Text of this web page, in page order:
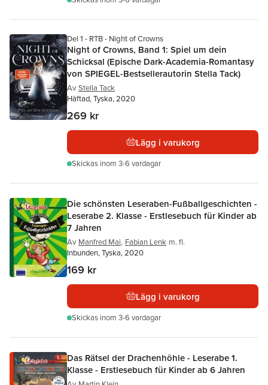
Del 1 - RTB - Night of Crowns
Night of Crowns, Band 1: Spiel um dein
Schicksal (Epische Dark-Academia-Romantasy
von SPIEGEL-Bestsellerautorin Stella Tack)
Av Stella Tack
Häftad, Tyska, 2020
269 kr
Lägg i varukorg
Skickas inom 3-6 vardagar
Die schönsten Leseraben-Fußballgeschichten -
Leserabe 2. Klasse - Erstlesebuch für Kinder ab
7 Jahren
Av Manfred Mai, Fabian Lenk m. fl.
Inbunden, Tyska, 2020
169 kr
Lägg i varukorg
Skickas inom 3-6 vardagar
Das Rätsel der Drachenhöhle - Leserabe 1.
Klasse - Erstlesebuch für Kinder ab 6 Jahren